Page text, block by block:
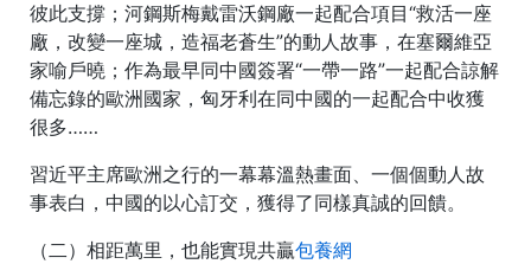
彼此支撐；河鋼斯梅戴雷沃鋼廠一起配合項目“救活一座
廠，改變一座城，造福老蒼生”的動人故事，在塞爾維亞
家喻戶曉；作為最早同中國簽署“一帶一路”一起配合諒解
備忘錄的歐洲國家，匈牙利在同中國的一起配合中收獲
很多……
習近平主席歐洲之行的一幕幕溫熱畫面、一個個動人故
事表白，中國的以心訂交，獲得了同樣真誠的回饋。
（二）相距萬里，也能實現共贏包養網